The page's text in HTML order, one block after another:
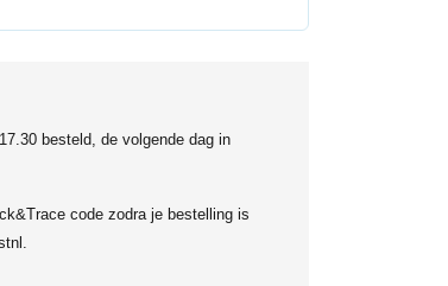
besteld, de volgende dag in
code zodra je bestelling is